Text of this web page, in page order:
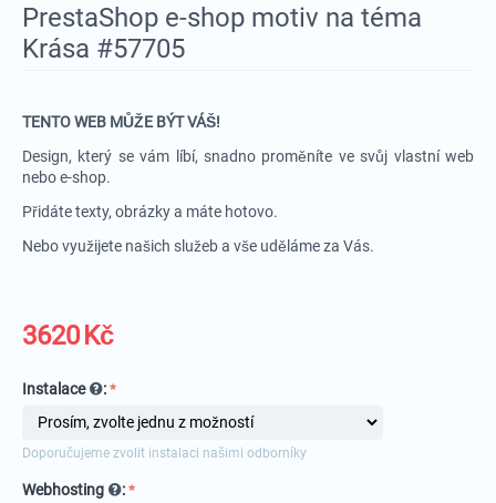
PrestaShop e-shop motiv na téma
Krása #57705
TENTO WEB MŮŽE BÝT VÁŠ!
Design, který se vám líbí, snadno proměníte ve svůj vlastní web
nebo e-shop.
Přidáte texty, obrázky a máte hotovo.
Nebo využijete našich služeb a vše uděláme za Vás.
3620Kč
Instalace :
Doporučujeme zvolit instalaci našimi odborníky
Webhosting :